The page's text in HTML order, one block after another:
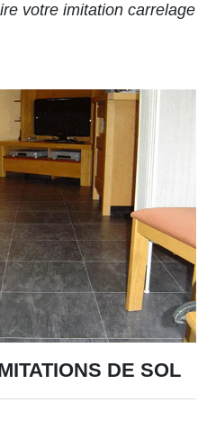
votre imitation carrelage
DE SOL